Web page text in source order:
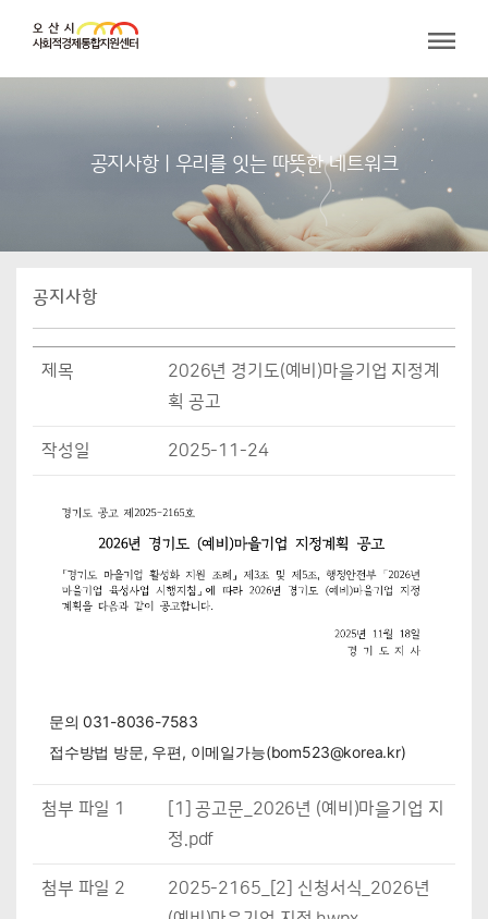
공지사항 | 우리를 잇는 따뜻한 네트워크
공지사항
제목
2026년 경기도(예비)마을기업 지정계
획 공고
작성일 2025-11-24
문의 031-8036-7583
접수방법 방문, 우편, 이메일가능(bom523@korea.kr)
첨부 파일 1
[1] 공고문_2026년 (예비)마을기업 지
정.pdf
첨부 파일 2
2025-2165_[2] 신청서식_2026년